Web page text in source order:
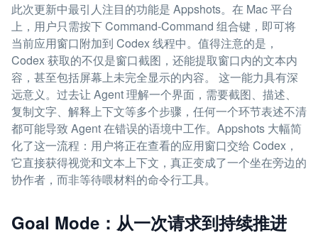
此次更新中最引人注目的功能是 Appshots。在 Mac 平台
上，用户只需按下 Command-Command 组合键，即可将
当前应用窗口附加到 Codex 线程中。值得注意的是，
Codex 获取的不仅是窗口截图，还能提取窗口内的文本内
容，甚至包括屏幕上未完全显示的内容。 这一能力具有深
远意义。过去让 Agent 理解一个界面，需要截图、描述、
复制文字、解释上下文等多个步骤，任何一个环节表述不清
都可能导致 Agent 在错误的语境中工作。Appshots 大幅简
化了这一流程：用户将正在查看的应用窗口交给 Codex，
它直接获得视觉和文本上下文，真正变成了一个坐在旁边的
协作者，而非等待喂材料的命令行工具。
Goal Mode：从一次请求到持续推进